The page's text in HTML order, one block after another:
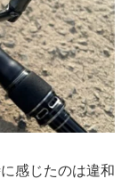
感じたのは違和